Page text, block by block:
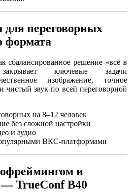
для переговорных
формата
сбалансированное решение «всё в
ключевые задачи
изображение, точное
чистый звук по всей переговорной
на 8–12 человек
без сложной настройки
и аудио
ВКС-платформами
и
TrueConf B40